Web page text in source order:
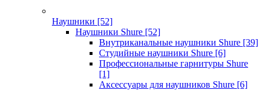
Наушники [52]
Наушники Shure [52]
Внутриканальные наушники Shure [39]
Студийные наушники Shure [6]
Профессиональные гарнитуры Shure
[1]
Аксессуары для наушников Shure [6]